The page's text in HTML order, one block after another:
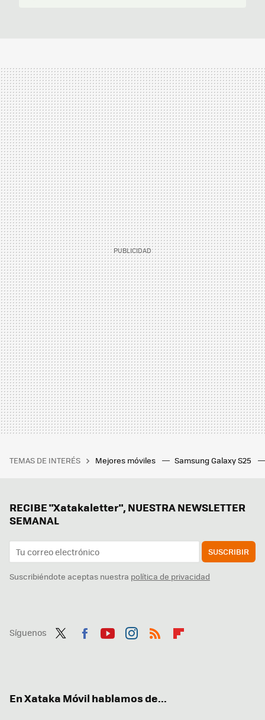
TEMAS DE INTERÉS Mejores móviles Samsung Galaxy S25
RECIBE "Xatakaletter", NUESTRA NEWSLETTER
SEMANAL
SUSCRIBIR
Suscribiéndote aceptas nuestra política de privacidad
Síguenos
En Xataka Móvil hablamos de...